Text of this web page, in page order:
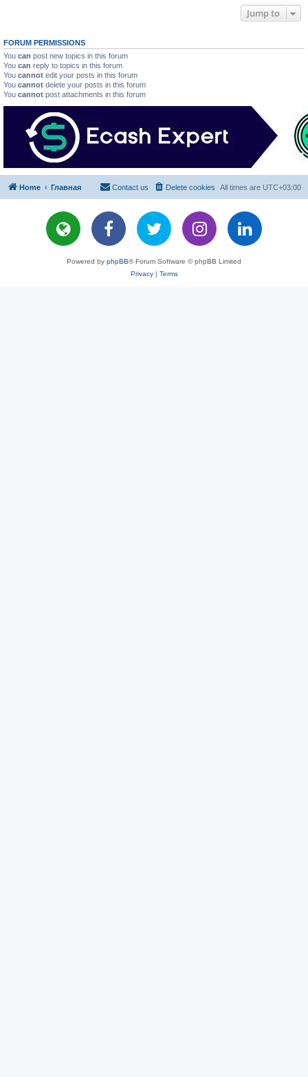
Jump to
FORUM PERMISSIONS
You can post new topics in this forum
You can reply to topics in this forum
You cannot edit your posts in this forum
You cannot delete your posts in this forum
You cannot post attachments in this forum
Home Главная All times are UTC+03:00
Delete cookies
Contact us
Powered by phpBB® Forum Software © phpBB Limited
Privacy| Terms